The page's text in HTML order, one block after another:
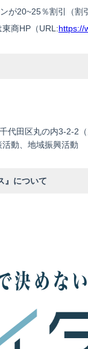
が20~25％割引（割
東商HP（URL:https://
代田区丸の内3-2-2（
活動、地域振興活動
』について